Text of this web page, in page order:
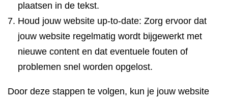
plaatsen in de tekst.
Houd jouw website up-to-date: Zorg ervoor dat
jouw website regelmatig wordt bijgewerkt met
nieuwe content en dat eventuele fouten of
problemen snel worden opgelost.
Door deze stappen te volgen, kun je jouw website